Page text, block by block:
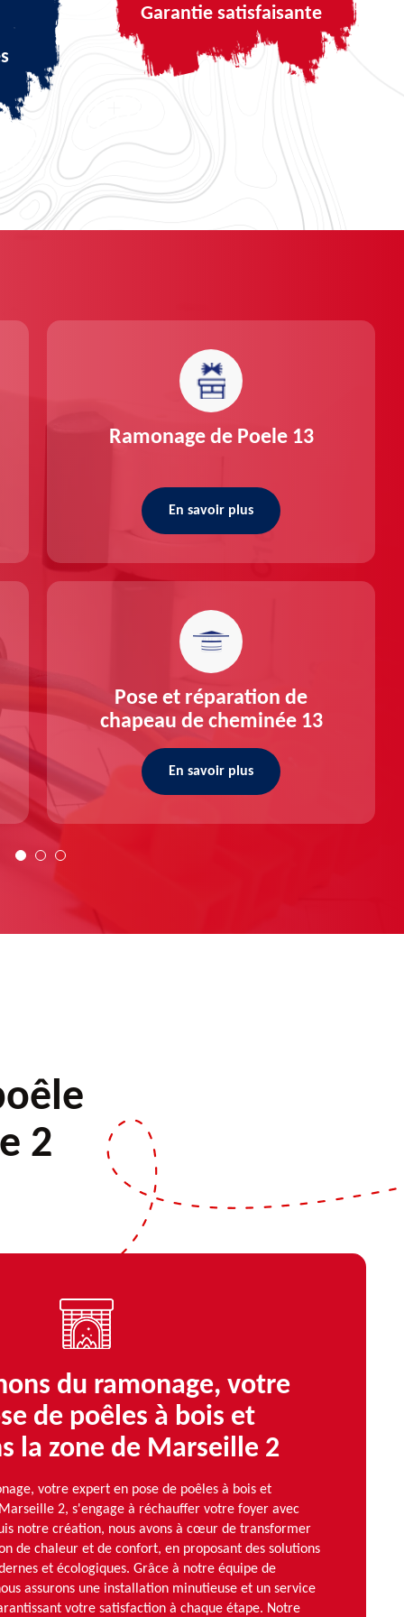
Garantie satisfaisante
Ramonage de Poele 13
En savoir plus
Pose et réparation de
chapeau de cheminée 13
En savoir plus
2
du ramonage, votre
de poêles à bois et
la zone de Marseille 2
votre expert en pose de poêles à bois et
2, s'engage à réchauffer votre foyer avec
notre création, nous avons à cœur de transformer
de chaleur et de confort, en proposant des solutions
et écologiques. Grâce à notre équipe de
assurons une installation minutieuse et un service
votre satisfaction à chaque étape. Notre